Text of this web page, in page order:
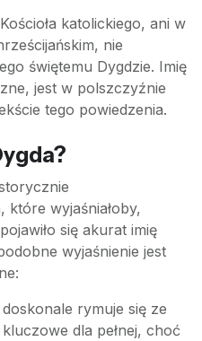
katolickiego, ani w
nie
świętemu Dygdzie. Imię
jest w polszczyźnie
tego powiedzenia.
które wyjaśniałoby,
się akurat imię
wyjaśnienie jest
rymuje się ze
kluczowe dla pełnej, choć